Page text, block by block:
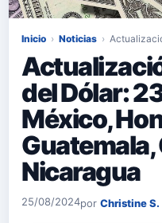
Inicio › Noticias ›
del Dólar:
México,
Guatemala,
Nicaragua
25/08/2024por Christine S.